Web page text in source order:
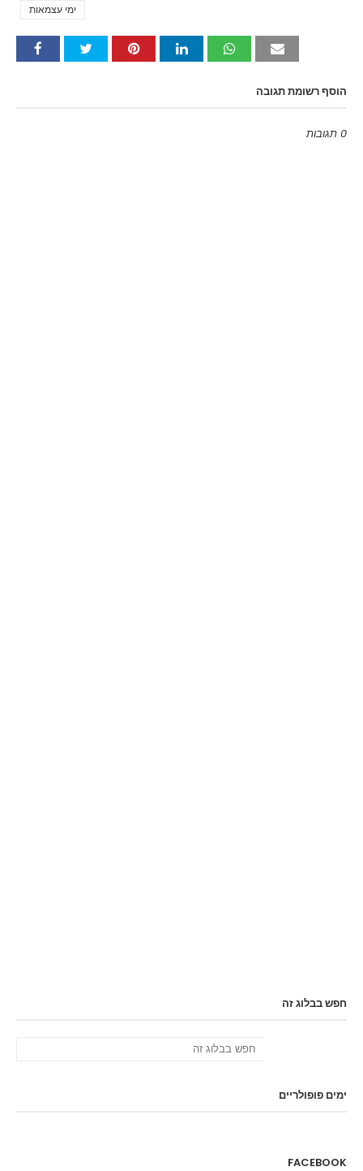
ימי עצמאות
הוסף רשומת תגובה
0 תגובות
חפש בבלוג זה
ימים פופולריים
FACEBOOK